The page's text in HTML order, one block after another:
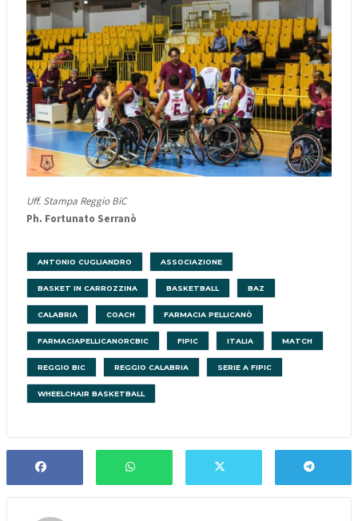
Uff. Stampa Reggio BiC
Ph. Fortunato Serranò
ANTONIO CUGLIANDRO ASSOCIAZIONE
BASKET IN CARROZZINA BASKETBALL BAZ
CALABRIA COACH FARMACIA PELLICANÒ
FARMACIAPELLICANORCBIC FIPIC ITALIA MATCH
REGGIO BIC REGGIO CALABRIA SERIE A FIPIC
WHEELCHAIR BASKETBALL